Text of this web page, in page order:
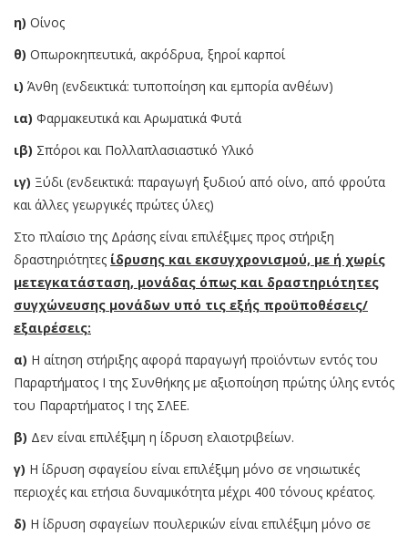
η) Οίνος
θ) Οπωροκηπευτικά, ακρόδρυα, ξηροί καρποί
ι) Άνθη (ενδεικτικά: τυποποίηση και εμπορία ανθέων)
ια) Φαρμακευτικά και Αρωματικά Φυτά
ιβ) Σπόροι και Πολλαπλασιαστικό Υλικό
ιγ) Ξύδι (ενδεικτικά: παραγωγή ξυδιού από οίνο, από φρούτα
και άλλες γεωργικές πρώτες ύλες)
Στο πλαίσιο της Δράσης είναι επιλέξιμες προς στήριξη
δραστηριότητες ίδρυσης και εκσυγχρονισμού, με ή χωρίς
μετεγκατάσταση, μονάδας όπως και δραστηριότητες
συγχώνευσης μονάδων υπό τις εξής προϋποθέσεις/
εξαιρέσεις:
α) Η αίτηση στήριξης αφορά παραγωγή προϊόντων εντός του
Παραρτήματος Ι της Συνθήκης με αξιοποίηση πρώτης ύλης εντός
του Παραρτήματος Ι της ΣΛΕΕ.
β) Δεν είναι επιλέξιμη η ίδρυση ελαιοτριβείων.
γ) Η ίδρυση σφαγείου είναι επιλέξιμη μόνο σε νησιωτικές
περιοχές και ετήσια δυναμικότητα μέχρι 400 τόνους κρέατος.
δ) Η ίδρυση σφαγείων πουλερικών είναι επιλέξιμη μόνο σε